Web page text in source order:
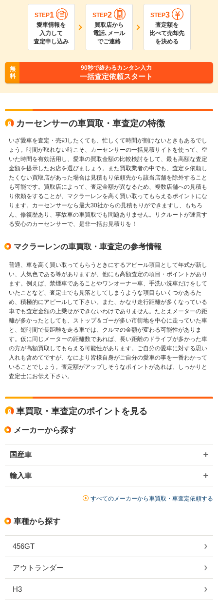
STEP1
愛車情報を
入力して
査定申し込み
STEP2
買取店から
電話､メール
でご連絡
STEP3
査定額を
比べて売却先
を決める
無
料
90秒で終わるカンタン入力
一括査定依頼スタート
カーセンサーの車買取・車査定の特徴
いざ愛車を査定・売却したくても、忙しくて時間が割けないときもあるでし
ょう。時間が取れない時こそ、カーセンサーの一括見積サイトを使って、空
いた時間を有効活用し、愛車の買取金額の比較検討をして、最も高額な査定
金額を提示したお店を選びましょう。また買取業者の中でも、査定を依頼し
たくない買取店があった場合は見積もり依頼先から該当店舗を除外すること
も可能です。買取店によって、査定金額が異なるため、複数店舗への見積も
り依頼をすることが、マクラーレンを高く買い取ってもらえるポイントにな
ります。カーセンサーなら最大30社からの見積もりができますし、もちろ
ん、修復歴あり、事故車の車買取でも問題ありません。リクルートが運営す
る安心のカーセンサーで、是非一括お見積りを！
マクラーレンの車買取・車査定の参考情報
普通、車を高く買い取ってもらうときにするアピール項目として年式が新し
い、人気色である等がありますが、他にも高額査定の項目・ポイントがあり
ます。例えば、禁煙車であることやワンオーナー車、手洗い洗車だけをして
いたことなど、査定士でも見落としてしまうような項目もいくつかあるた
め、積極的にアピールして下さい。また、かなり走行距離が多くなっている
車でも査定金額の上乗せができないわけでありません。たとえメーターの距
離が多かったとしても、ストップ＆ゴーが多い市街地を中心に走っていた車
と、短時間で長距離を走る車では、クルマの金額が変わる可能性がありま
す。仮に同じメーターの距離数であれば、長い距離のドライブが多かった車
の方が高額買取してもらえる可能性があります。ご自分の愛車に対する思い
入れも含めてですが、なにより皆様自身がご自分の愛車の事を一番わかって
いることでしょう。査定額がアップしそうなポイントがあれば、しっかりと
査定士にお伝え下さい。
車買取・車査定のポイントを見る
メーカーから探す
国産車
輸入車
すべてのメーカーから車買取・車査定依頼する
車種から探す
456GT
アウトランダー
H3